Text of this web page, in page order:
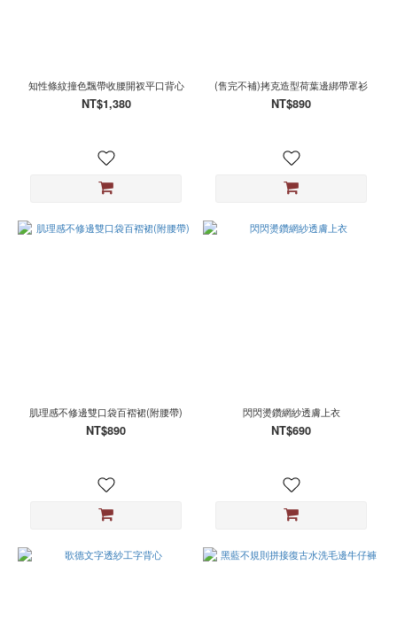
知性條紋撞色飄帶收腰開衩平口背心
NT$1,380
(售完不補)拷克造型荷葉邊綁帶罩衫
NT$890
肌理感不修邊雙口袋百褶裙(附腰帶)
NT$890
閃閃燙鑽網紗透膚上衣
NT$690